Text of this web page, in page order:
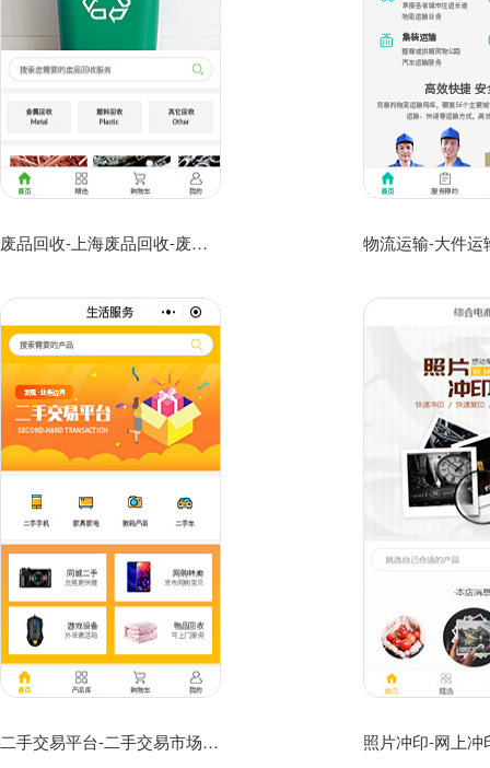
废品回收-上海废品回收-废品回收公司小程序
二手交易平台-二手交易市场-二手交易网小程序